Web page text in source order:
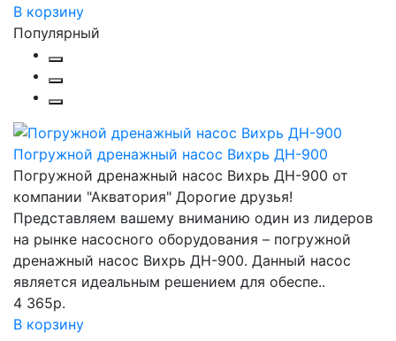
В корзину
Популярный
Погружной дренажный насос Вихрь ДН-900
Погружной дренажный насос Вихрь ДН-900 от
компании "Акватория" Дорогие друзья!
Представляем вашему вниманию один из лидеров
на рынке насосного оборудования – погружной
дренажный насос Вихрь ДН-900. Данный насос
является идеальным решением для обеспе..
4 365р.
В корзину